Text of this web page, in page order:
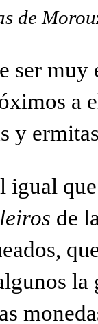
de
ser muy
a
y
igual
de